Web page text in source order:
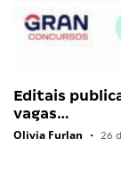
Editais
vagas…
Olivia Furlan • 26